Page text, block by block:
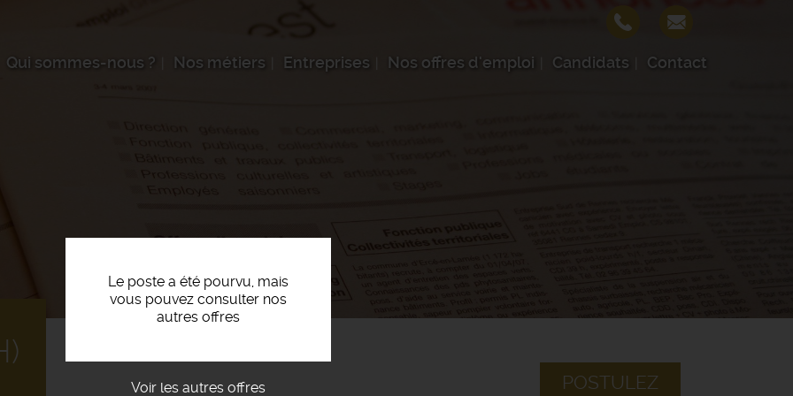
Qui sommes-nous ? Nos métiers Entreprises Nos offres d'emploi Candidats Contact
Le poste a été pourvu, mais
vous pouvez consulter nos
autres offres
Voir les autres offres POSTULEZ